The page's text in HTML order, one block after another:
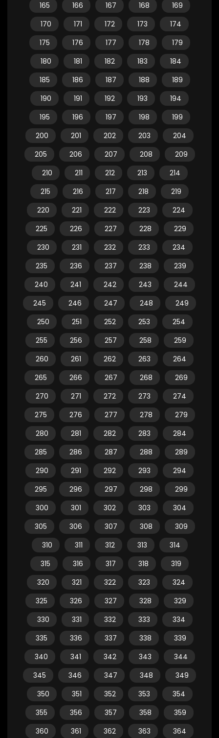
165
166 167 168
169
170
171 172 173
174
175
176 177 178
179
180
181 182 183
184
185
186 187 188
189
190
191 192 193
194
195
196 197 198
199
200
201 202 203
204
205
206 207 208
209
210
211 212 213
214
215
216 217 218
219
220
221 222 223
224
225
226 227 228
229
230
231 232 233
234
235
236 237 238
239
240
241 242 243
244
245
246 247 248
249
250
251 252 253
254
255
256 257 258
259
260
261 262 263
264
265
266 267 268
269
270
271 272 273
274
275
276 277 278
279
280
281 282 283
284
285
286 287 288
289
290
291 292 293
294
295
296 297 298
299
300
301 302 303
304
305
306 307 308
309
310
311 312 313
314
315
316 317 318
319
320
321 322 323
324
325
326 327 328
329
330
331 332 333
334
335
336 337 338
339
340
341 342 343
344
345
346 347 348
349
350
351 352 353
354
355
356 357 358
359
360
361 362 363 364